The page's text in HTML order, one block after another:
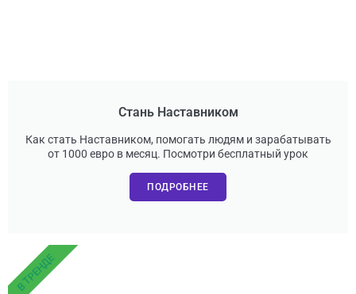
Стань Наставником
Как стать Наставником, помогать людям и зарабатывать
от 1000 евро в месяц. Посмотри бесплатный урок
ПОДРОБНЕЕ
В ТРЕНДЕ